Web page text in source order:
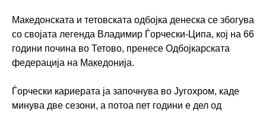
Македонската и тетовската одбојка денеска се збогува
со својата легенда Владимир Ѓорчески-Ципа, кој на 66
години почина во Тетово, пренесе Одбојкарската
федерација на Македонија.
Ѓорчески кариерата ја започнува во Југохром, каде
минува две сезони, а потоа пет години е дел од